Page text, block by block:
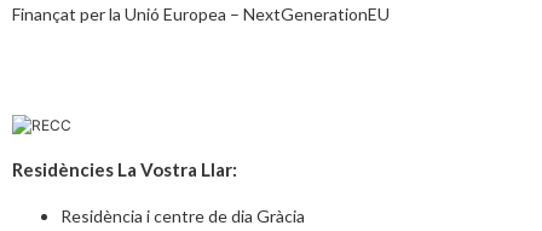
Finançat per la Unió Europea – NextGenerationEU
Residències La Vostra Llar:
Residència i centre de dia Gràcia